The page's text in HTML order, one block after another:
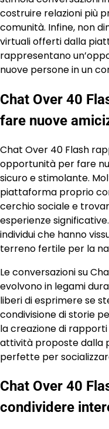
costruire relazioni più
comunità. Infine, non
virtuali offerti dalla
rappresentano
nuove persone in un
Chat Over 40
fare nuove
Chat Over 40 Flash
opportunità per fare
sicuro e stimolante.
piattaforma proprio
cerchio sociale e
esperienze
individui che hanno
terreno fertile per la
Le conversazioni su
evolvono in legami
liberi di esprimere se
condivisione di storie
la creazione di
attività proposte dalla
perfette per
Chat Over 40
condividere